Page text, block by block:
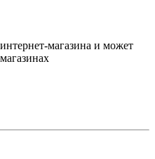
магазина и может